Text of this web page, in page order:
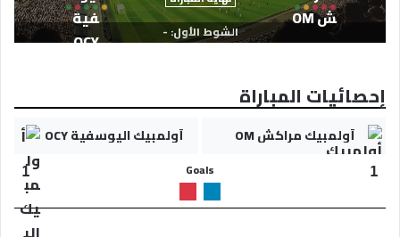
الشوط الأول: -
إحصائيات المباراة
أولمبيك مراكش OM أولمبيك اليوسفية OCY
1
Goals
1